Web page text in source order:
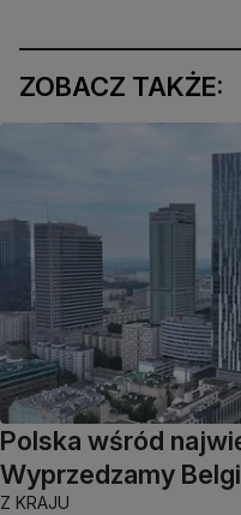
ZOBACZ TAKŻE:
Polska wśród
Wyprzedzamy
Z KRAJU